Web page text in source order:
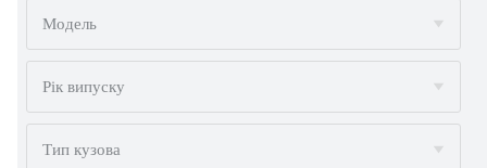
ALFA ROMEO
BMW
Модель
Рік випуску
Тип кузова